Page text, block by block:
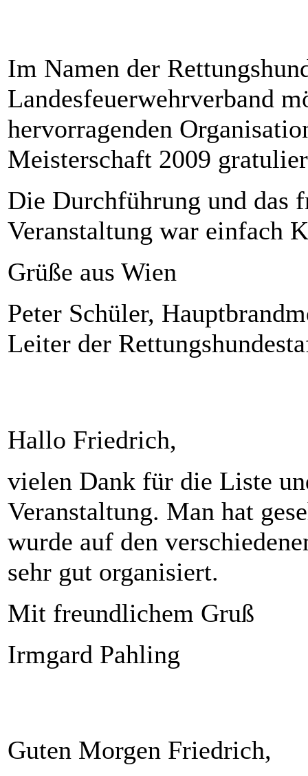
Im Namen der
Landesfeuerwehrverband
hervorragenden
Meisterschaft 2009
Die Durchführung und das
Veranstaltung war einfach
Grüße aus Wien
Peter Schüler,
Leiter der
Hallo Friedrich,
vielen Dank für die Liste
Veranstaltung. Man hat
wurde auf den
sehr gut organisiert.
Mit freundlichem Gruß
Irmgard Pahling
Guten Morgen Friedrich,